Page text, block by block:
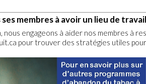
membres à avoir un lieu de
nous engageons à aider nos membres à
pour trouver des stratégies utiles